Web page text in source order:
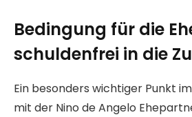
Bedingung für die
schuldenfrei in die
Ein besonders wichtiger Punkt
mit der Nino de Angelo